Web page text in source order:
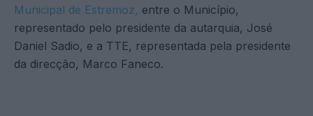
Municipal de Estremoz, entre o Município,
representado pelo presidente da autarquia, José
Daniel Sadio, e a TTE, representada pela presidente
da direcção, Marco Faneco.